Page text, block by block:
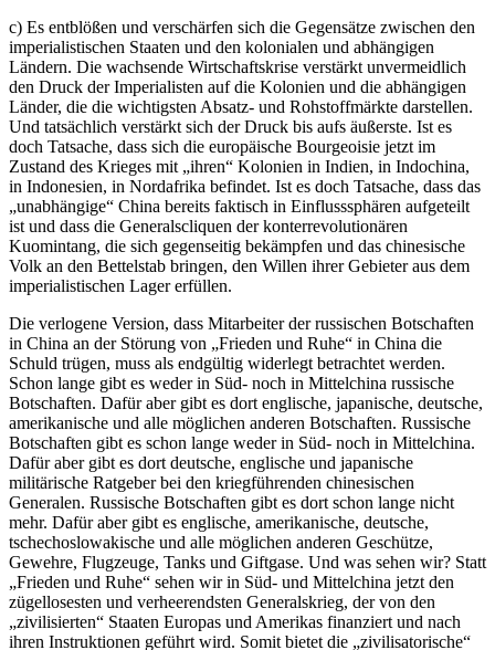
c) Es entblößen und verschärfen sich die Gegensätze zwischen den
imperialistischen Staaten und den kolonialen und abhängigen
Ländern. Die wachsende Wirtschaftskrise verstärkt unvermeidlich
den Druck der Imperialisten auf die Kolonien und die abhängigen
Länder, die die wichtigsten Absatz- und Rohstoffmärkte darstellen.
Und tatsächlich verstärkt sich der Druck bis aufs äußerste. Ist es
doch Tatsache, dass sich die europäische Bourgeoisie jetzt im
Zustand des Krieges mit „ihren“ Kolonien in Indien, in Indochina,
in Indonesien, in Nordafrika befindet. Ist es doch Tatsache, dass das
„unabhängige“ China bereits faktisch in Einflusssphären aufgeteilt
ist und dass die Generalscliquen der konterrevolutionären
Kuomintang, die sich gegenseitig bekämpfen und das chinesische
Volk an den Bettelstab bringen, den Willen ihrer Gebieter aus dem
imperialistischen Lager erfüllen.
Die verlogene Version, dass Mitarbeiter der russischen Botschaften
in China an der Störung von „Frieden und Ruhe“ in China die
Schuld trügen, muss als endgültig widerlegt betrachtet werden.
Schon lange gibt es weder in Süd- noch in Mittelchina russische
Botschaften. Dafür aber gibt es dort englische, japanische, deutsche,
amerikanische und alle möglichen anderen Botschaften. Russische
Botschaften gibt es schon lange weder in Süd- noch in Mittelchina.
Dafür aber gibt es dort deutsche, englische und japanische
militärische Ratgeber bei den kriegführenden chinesischen
Generalen. Russische Botschaften gibt es dort schon lange nicht
mehr. Dafür aber gibt es englische, amerikanische, deutsche,
tschechoslowakische und alle möglichen anderen Geschütze,
Gewehre, Flugzeuge, Tanks und Giftgase. Und was sehen wir? Statt
„Frieden und Ruhe“ sehen wir in Süd- und Mittelchina jetzt den
zügellosesten und verheerendsten Generalskrieg, der von den
„zivilisierten“ Staaten Europas und Amerikas finanziert und nach
ihren Instruktionen geführt wird. Somit bietet die „zivilisatorische“